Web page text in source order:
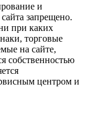
и
запрещено.
при каких
торговые
на сайте,
собственностью
центром и